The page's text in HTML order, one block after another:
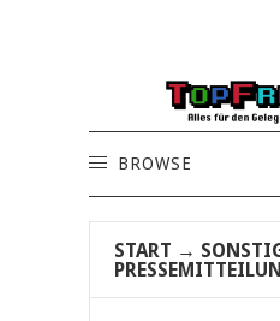
BROWSE
START →